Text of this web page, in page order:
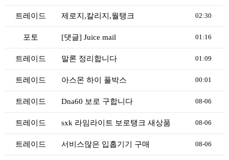
업체게시판
모더게시판
구매
나눔
트레이드 제로지,칼리지,월탱크 02:30
포토 [댓글] Juice mail 01:16
트레이드 말론 정리합니다 01:09
트레이드 아스몬 하이 풀박스 00:01
트레이드 Dna60 보로 구합니다 08-06
트레이드 sxk 라임라이트 보로탱크 새상품 08-06
트레이드 서비스많은 입홉기기 구매 08-06